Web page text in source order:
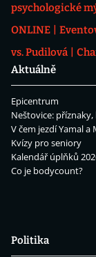
psychologické
ONLINE
vs. Pudilová
Aktuálně
Epicentrum
Neštovice: příznaky,
V čem jezdí Yamal a
Kvízy pro seniory
Kalendář úplňků
Co je bodycount?
Politika